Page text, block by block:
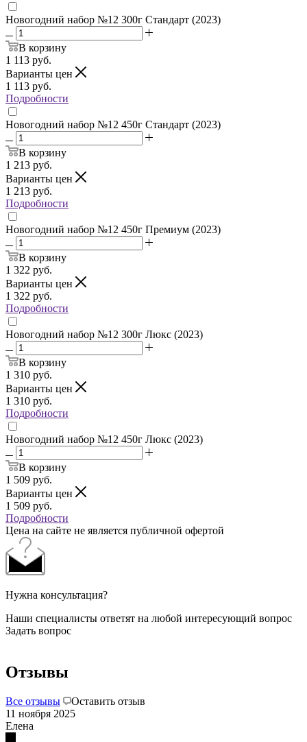
Новогодний набор №12 300г Стандарт (2023)
В корзину
1 113 руб.
Варианты цен
1 113 руб.
Подробности
Новогодний набор №12 450г Стандарт (2023)
В корзину
1 213 руб.
Варианты цен
1 213 руб.
Подробности
Новогодний набор №12 450г Премиум (2023)
В корзину
1 322 руб.
Варианты цен
1 322 руб.
Подробности
Новогодний набор №12 300г Люкс (2023)
В корзину
1 310 руб.
Варианты цен
1 310 руб.
Подробности
Новогодний набор №12 450г Люкс (2023)
В корзину
1 509 руб.
Варианты цен
1 509 руб.
Подробности
Цена на сайте не является публичной офертой
Нужна консультация?
Наши специалисты ответят на любой интересующий вопрос
Задать вопрос
Отзывы
Все отзывы
Оставить отзыв
11 ноября 2025
Елена